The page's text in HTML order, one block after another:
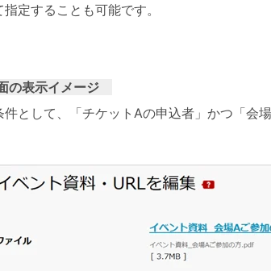
定することも可能です。
の表示イメージ
件として、「チケットAの申込者」かつ「会